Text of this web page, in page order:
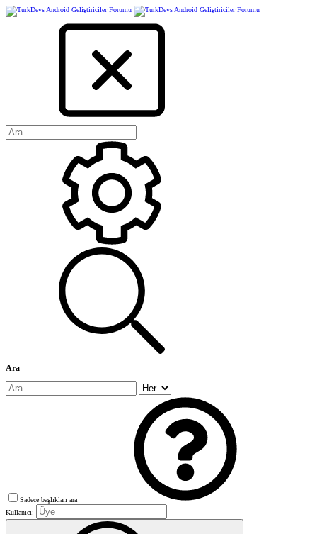
Ara
Sadece başlıkları ara
Kullanıcı: